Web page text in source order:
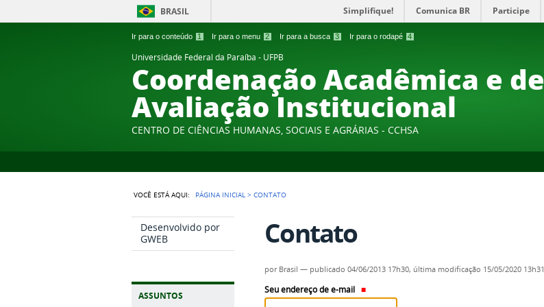
Ir para o conteúdo 1 Ir para o menu 2 Ir para a busca 3 Ir para o rodapé 4
BRASIL Simplifique! Comunica BR Participe
Universidade Federal da Paraíba - UFPB
Coordenação Acadêmica e de
Avaliação Institucional
CENTRO DE CIÊNCIAS HUMANAS, SOCIAIS E AGRÁRIAS - CCHSA
VOCÊ ESTÁ AQUI: PÁGINA INICIAL >CONTATO
Desenvolvido por
GWEB
ASSUNTOS
Contato
por Brasil — publicado 04/06/2013 17h30, última modificação 15/05/2020 13h31
Seu endereço de e-mail